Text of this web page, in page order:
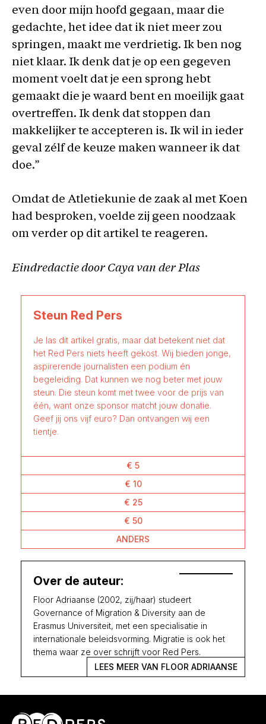
even door mijn hoofd gegaan, maar die
gedachte, het idee dat ik niet meer zou
springen, maakt me verdrietig. Ik ben nog
niet klaar. Ik denk dat je op een gegeven
moment voelt dat je een sprong hebt
gemaakt die je waard bent en moeilijk gaat
overtreffen. Ik denk dat stoppen dan
makkelijker te accepteren is. Ik wil in ieder
geval zélf de keuze maken wanneer ik dat
doe.”
Omdat de Atletiekunie de zaak al met Koen
had besproken, voelde zij geen noodzaak
om verder op dit artikel te reageren.
Eindredactie door Caya van der Plas
Steun Red Pers
Je las dit artikel gratis, maar dat betekent niet dat
het Red Pers niets heeft gekost. Wij bieden jonge,
aspirerende journalisten een podium én
begeleiding. Dat kunnen we nog beter met jouw
steun. Die steun komt met twee voor de prijs van
één, want onze sponsor matcht jouw donatie.
Geef jij ons vijf euro? Dan ontvangen wij een
tientje.
€ 5
€ 10
€ 25
€ 50
ANDERS
Over de auteur:
Floor Adriaanse (2002, zij/haar) studeert
Governance of Migration & Diversity aan de
Erasmus Universiteit, met een specialisatie in
internationale beleidsvorming. Migratie is ook het
thema waar ze over schrijft voor Red Pers.
LEES MEER VAN FLOOR ADRIAANSE